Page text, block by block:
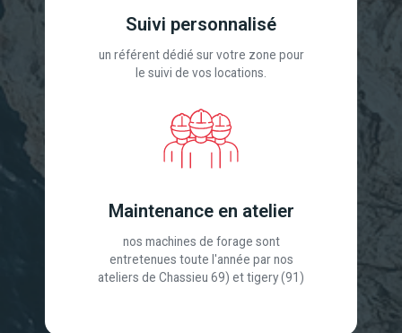
Suivi personnalisé
un référent dédié sur votre zone pour
le suivi de vos locations.
Maintenance en atelier
nos machines de forage sont
entretenues toute l'année par nos
ateliers de Chassieu 69) et tigery (91)